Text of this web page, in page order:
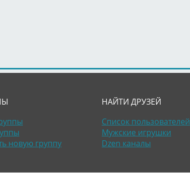
новую группу
НАЙТИ ДРУЗЕЙ
Список пользователей
Мужские игрушки
Dzen каналы